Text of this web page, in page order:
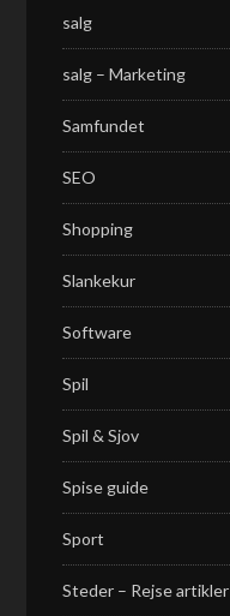
salg
salg – Marketing
Samfundet
SEO
Shopping
Slankekur
Software
Spil
Spil & Sjov
Spise guide
Sport
Steder – Rejse artikler